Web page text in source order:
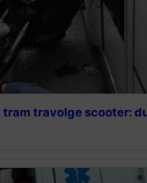
travolge scooter: